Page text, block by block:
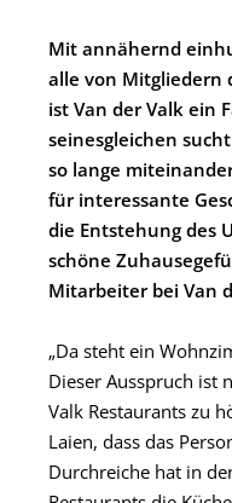
Mit annähernd
alle von Mitgliedern
ist Van der Valk ein
seinesgleichen
so lange
für interessante
die Entstehung des
schöne
Mitarbeiter bei Van
„Da steht ein
Dieser Ausspruch ist
Valk Restaurants zu
Laien, dass das
Durchreiche hat in